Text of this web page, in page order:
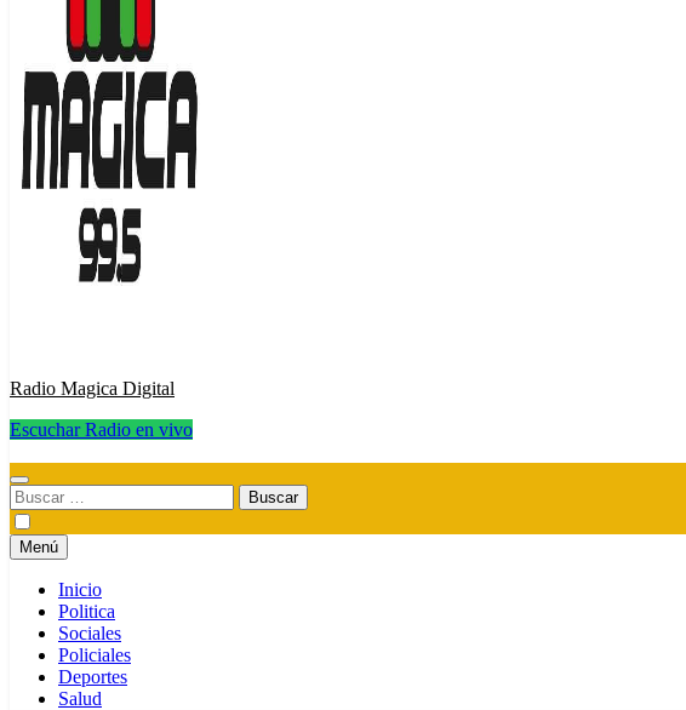
Radio Magica Digital
Escuchar Radio en vivo
Buscar:
Menú
Inicio
Politica
Sociales
Policiales
Deportes
Salud